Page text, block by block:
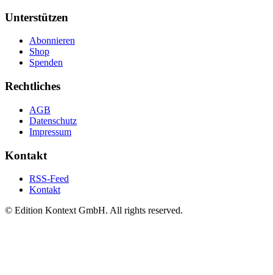
Unterstützen
Abonnieren
Shop
Spenden
Rechtliches
AGB
Datenschutz
Impressum
Kontakt
RSS-Feed
Kontakt
© Edition Kontext GmbH. All rights reserved.